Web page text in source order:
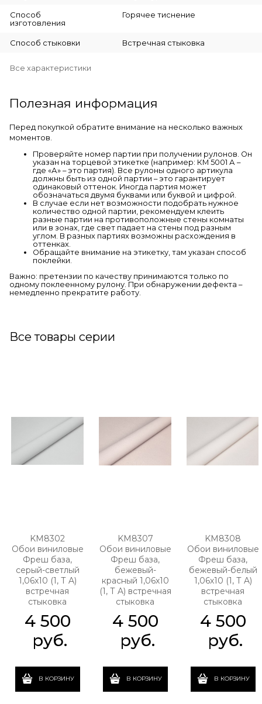
Способ
изготовления
Горячее тиснение
Способ стыковки Встречная стыковка
Все характеристики
Полезная информация
Перед покупкой обратите внимание на несколько важных
моментов.
Проверяйте номер партии при получении рулонов. Он
указан на торцевой этикетке (например: КМ 5001 А –
где «А» – это партия). Все рулоны одного артикула
должны быть из одной партии – это гарантирует
одинаковый оттенок. Иногда партия может
обозначаться двумя буквами или буквой и цифрой.
В случае если нет возможности подобрать нужное
количество одной партии, рекомендуем клеить
разные партии на противоположные стены комнаты
или в зонах, где свет падает на стены под разным
углом. В разных партиях возможны расхождения в
оттенках.
Обращайте внимание на этикетку, там указан способ
поклейки.
Важно: претензии по качеству принимаются только по
одному поклеенному рулону. При обнаружении дефекта –
немедленно прекратите работу.
Все товары серии
KM8302
Обои виниловые
Фреш база,
серый-светлый
1,06х10 (1, Т A)
встречная
стыковка
4 500
руб.
В КОРЗИНУ
KM8307
Обои виниловые
Фреш база,
бежевый-
красный 1,06х10
(1, Т A) встречная
стыковка
4 500
руб.
В КОРЗИНУ
KM8308
Обои виниловые
Фреш база,
бежевый-белый
1,06х10 (1, Т A)
встречная
стыковка
4 500
руб.
В КОРЗИНУ